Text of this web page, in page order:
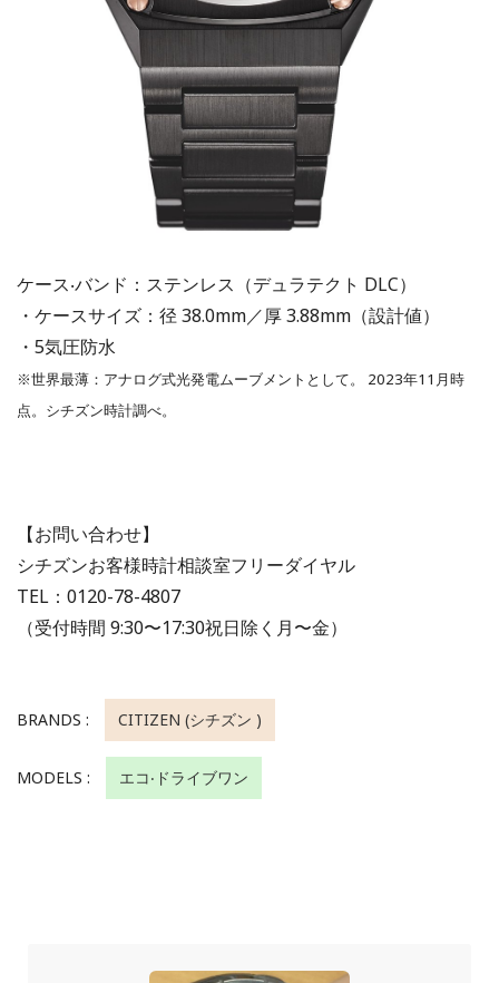
ケース‧バンド：ステンレス（デュラテクト DLC）
・ケースサイズ：径 38.0mm／厚 3.88mm（設計値）
・5気圧防水
※世界最薄：アナログ式光発電ムーブメントとして。 2023年11月時
点。シチズン時計調べ。
【お問い合わせ】
シチズンお客様時計相談室フリーダイヤル
TEL：0120-78-4807
（受付時間 9:30〜17:30祝日除く月〜⾦）
BRANDS : CITIZEN (シチズン )
MODELS : エコ‧ドライブワン